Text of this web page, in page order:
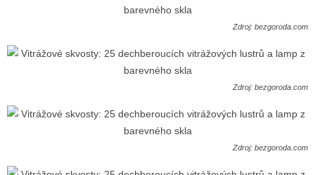
Zdroj: bezgoroda.com
Zdroj: bezgoroda.com
Zdroj: bezgoroda.com